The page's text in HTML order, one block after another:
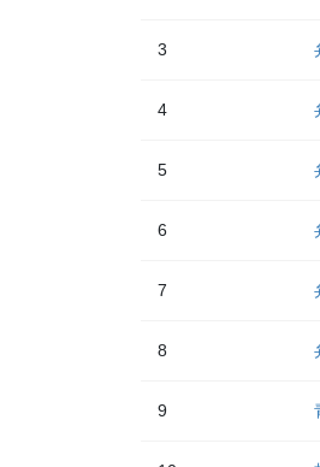
3
4
5
6
7
8
9